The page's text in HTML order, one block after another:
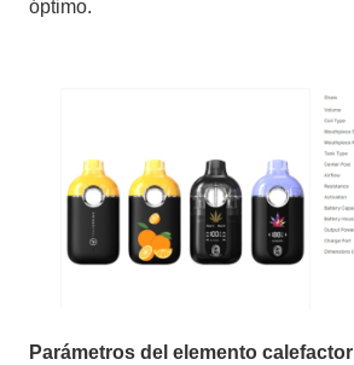
óptimo.
Parámetros del elemento calefactor